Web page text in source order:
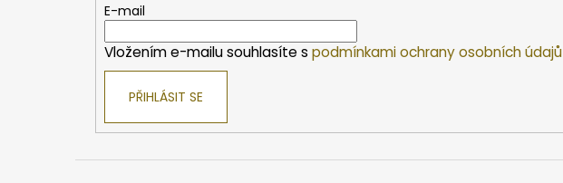
E-mail
Vložením e-mailu souhlasíte s podmínkami ochrany osobních údajů
PŘIHLÁSIT SE